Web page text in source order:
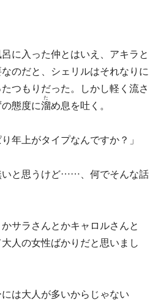
に入った仲とはいえ、アキラと
のだと、シェリルはそれなりに
つもりだった。しかし軽く流さ
態度に溜
た
め息を吐く。
年上がタイプなんですか？」
いと思うけど……、何でそんな話
かサラさんとかキャロルさんと
人の女性ばかりだと思いまし
には大人が多いからじゃない